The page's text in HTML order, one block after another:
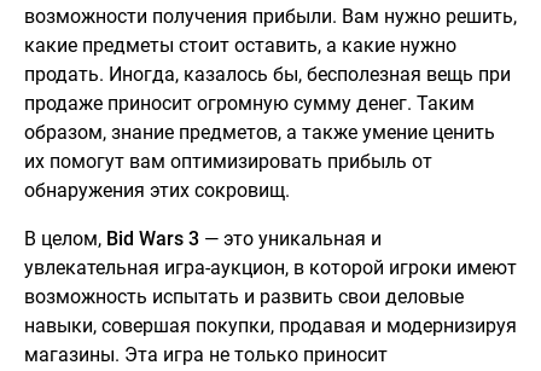
возможности получения прибыли. Вам нужно решить,
какие предметы стоит оставить, а какие нужно
продать. Иногда, казалось бы, бесполезная вещь при
продаже приносит огромную сумму денег. Таким
образом, знание предметов, а также умение ценить
их помогут вам оптимизировать прибыль от
обнаружения этих сокровищ.
В целом, Bid Wars 3 — это уникальная и
увлекательная игра-аукцион, в которой игроки имеют
возможность испытать и развить свои деловые
навыки, совершая покупки, продавая и модернизируя
магазины. Эта игра не только приносит